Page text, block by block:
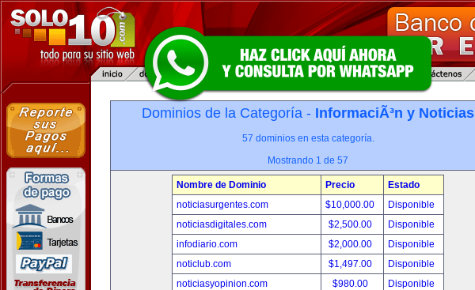
Dominios de la Categoría - InformaciÃ³n y Noticias
57 dominios en esta categoría.
Mostrando 1 de 57
Nombre de Dominio Precio
Estado
noticiasurgentes.com
$10,000.00
Disponible
noticiasdigitales.com
$2,500.00
Disponible
infodiario.com
$2,000.00
Disponible
noticlub.com
$1,497.00
Disponible
noticiasyopinion.com
$980.00
Disponible